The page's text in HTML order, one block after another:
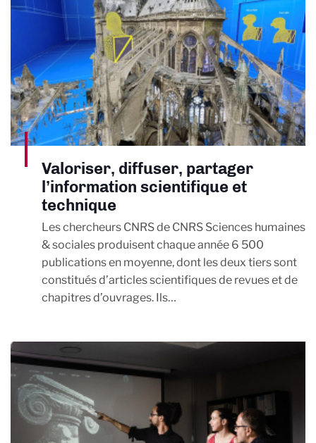
Valoriser, diffuser, partager
l’information scientifique et
technique
Les chercheurs CNRS de CNRS Sciences humaines
& sociales produisent chaque année 6 500
publications en moyenne, dont les deux tiers sont
constitués d’articles scientifiques de revues et de
chapitres d’ouvrages. Ils…